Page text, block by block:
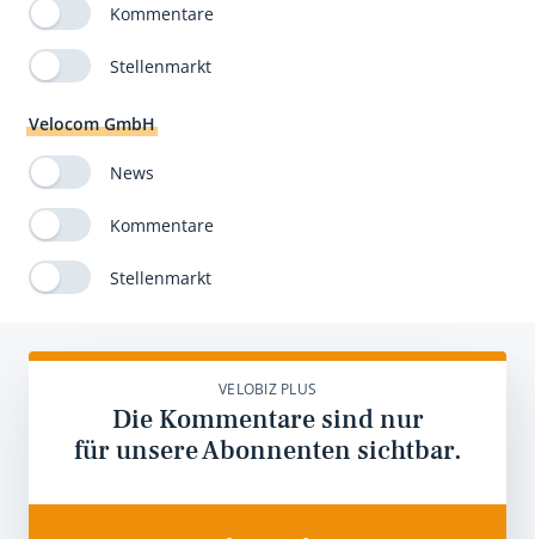
Kommentare
Stellenmarkt
Velocom GmbH
News
Kommentare
Stellenmarkt
VELOBIZ PLUS
Die Kommentare sind nur
für unsere Abonnenten sichtbar.